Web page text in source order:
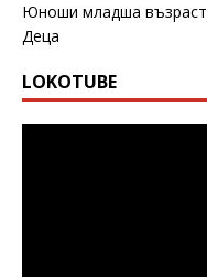
Юноши младша възраст
Деца
LOKOTUBE